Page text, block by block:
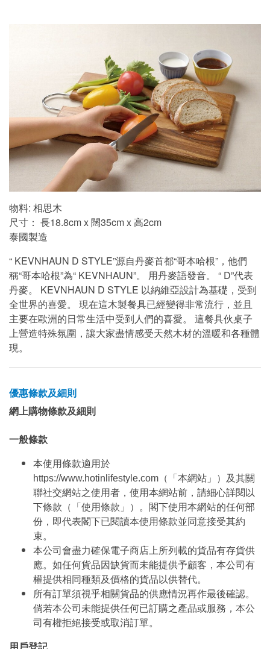
物料: 相思木
尺寸： 長18.8cm x 闊35cm x 高2cm
泰國製造
“ KEVNHAUN D STYLE”源自丹麥首都“哥本哈根”，他們
稱“哥本哈根”為“ KEVNHAUN”。 用丹麥語發音。 “ D”代表
丹麥。 KEVNHAUN D STYLE 以納維亞設計為基礎，受到
全世界的喜愛。 現在這木製餐具已經變得非常流行，並且
主要在歐洲的日常生活中受到人們的喜愛。 這餐具伙桌子
上營造特殊氛圍，讓大家盡情感受天然木材的溫暖和各種體
現。
優惠條款及細則
網上購物條款及細則
一般條款
本使用條款適用於
https://www.hotinlifestyle.com（「本網站」）及其關
聯社交網站之使用者，使用本網站前，請細心詳閱以
下條款（「使用條款」）。閣下使用本網站的任何部
份，即代表閣下已閱讀本使用條款並同意接受其約
束。
本公司會盡力確保電子商店上所列載的貨品有存貨供
應。如任何貨品因缺貨而未能提供予顧客，本公司有
權提供相同種類及價格的貨品以供替代。
所有訂單須視乎相關貨品的供應情況再作最後確認。
倘若本公司未能提供任何已訂購之產品或服務，本公
司有權拒絕接受或取消訂單。